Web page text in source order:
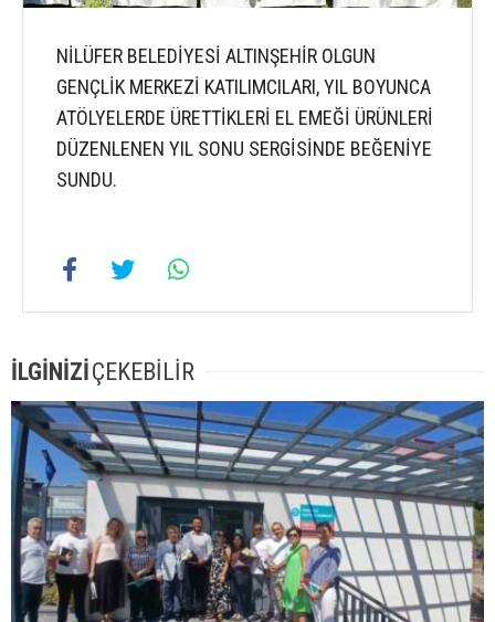
NİLÜFER BELEDİYESİ ALTINŞEHİR OLGUN
GENÇLİK MERKEZİ KATILIMCILARI, YIL BOYUNCA
ATÖLYELERDE ÜRETTİKLERİ EL EMEĞİ ÜRÜNLERİ
DÜZENLENEN YIL SONU SERGİSİNDE BEĞENİYE
SUNDU.
İLGİNİZİÇEKEBİLİR